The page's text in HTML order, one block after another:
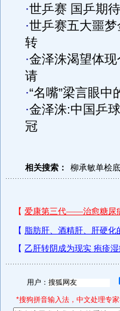
·世乒赛 国乒期
·世乒赛五大噩
转
·金泽洙渴望体
请
·“名嘴”梁言眼
·金泽洙:中国乒
冠
相关搜索： 柳承敏单桧
用户：
*搜狗拼音输入法，中文处理专